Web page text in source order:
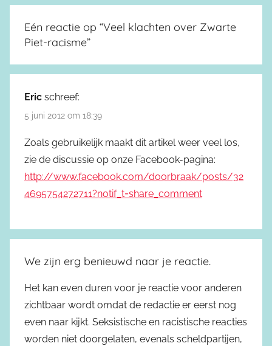
Eén reactie op “Veel klachten over Zwarte
Piet-racisme”
Eric schreef:
5 juni 2012 om 18:39
Zoals gebruikelijk maakt dit artikel weer veel los,
zie de discussie op onze Facebook-pagina:
http://www.facebook.com/doorbraak/posts/32
4695754272711?notif_t=share_comment
We zijn erg benieuwd naar je reactie.
Het kan even duren voor je reactie voor anderen
zichtbaar wordt omdat de redactie er eerst nog
even naar kijkt. Seksistische en racistische reacties
worden niet doorgelaten, evenals scheldpartijen,